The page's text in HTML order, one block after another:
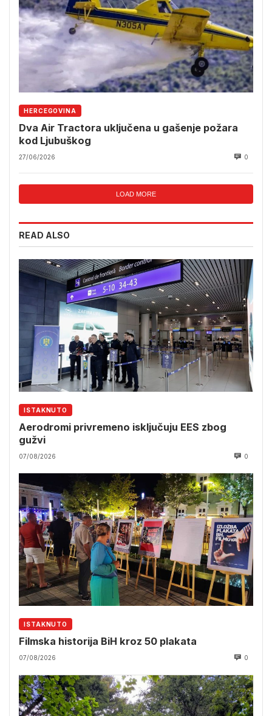
HERCEGOVINA
Dva Air Tractora uključena u gašenje požara
kod Ljubuškog
27/06/2026 0
LOAD MORE
READ ALSO
ISTAKNUTO
Aerodromi privremeno isključuju EES zbog
gužvi
07/08/2026 0
ISTAKNUTO
Filmska historija BiH kroz 50 plakata
07/08/2026 0